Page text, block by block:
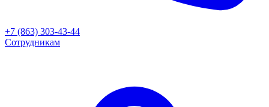
+7 (863) 303-43-44
Сотрудникам